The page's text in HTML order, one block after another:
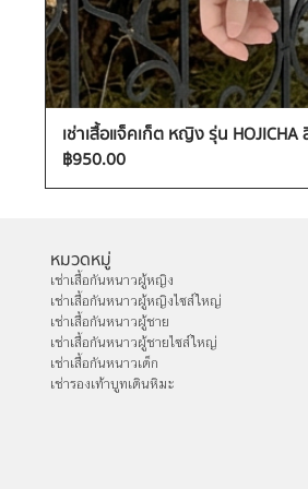
เช่าเสื้อแจ็คเก็ต หญิง รุ่น HOJICHA
ราคา
฿950.00
หมวดหมู่
เช่าเสื้อกันหนาวผู้หญิง
เช่าเสื้อกันหนาวผู้หญิงไซส์ใหญ่
เช่าเสื้อกันหนาวผู้ชาย
เช่าเสื้อกันหนาวผู้ชายไซส์ใหญ่
เช่าเสื้อกันหนาวเด็ก
เช่ารองเท้าบูทเดินหิมะ